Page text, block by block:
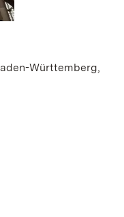
Württemberg,